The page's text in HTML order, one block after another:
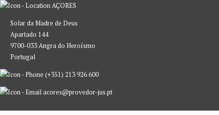
AÇORES
Solar da Madre de Deus
Apartado 144
9700-033 Angra do Heroísmo
Portugal
(+351) 213 926 600
acores@provedor-jus.pt